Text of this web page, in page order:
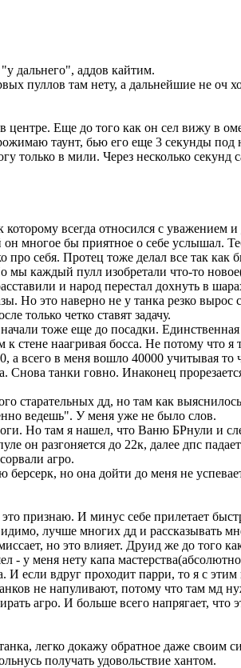
дальнего", аддов кайтим.
пуллов там нету, а дальнейшие не
Еще до того как он сел вижу в
таунт, бью его еще 3 секунды
только в мили. Через несколько
всегда относился с уважением
многое бы приятное о себе услышал.
себя. Протец тоже делал все так как
каждый пулл изобретали что-то
и народ перестал дохнуть в
Но это наверно не у танка резко вырос
только четко ставят задачу.
тоже еще до посадки.
стене наагривая босса. Не потому что я
всего в меня вошло 40000 учитывая
танки говно. Инаконец
дд, но там как
ведешь". У меня уже не было слов.
Но там я нашел, что Ваню БРнули и
он разгоняется до 22к, далее дпс
агро.
но она дойти до меня не успевает
признаю. И минус себе прилетает
лучше многих дд и рассказывать
но это влияет. Друид же до того
- у меня нету капа
если вдруг проходит парри, то я с этим
не напуливают, потому что там мд
агро. И больше всего напрягает,
легко докажу обратное даже
получать удовольствие хантом.